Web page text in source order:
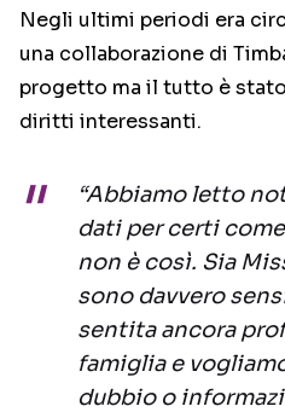
Negli ultimi periodi era
una collaborazione di
progetto ma il tutto è
diritti interessanti.
“Abbiamo letto
dati per certi
non è così. Sia
sono davvero
sentita ancora
famiglia e
dubbio o